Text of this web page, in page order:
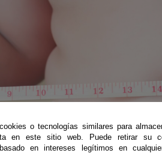
o tecnologías similares para
en este sitio web. Puede retirar su
en intereses legítimos en